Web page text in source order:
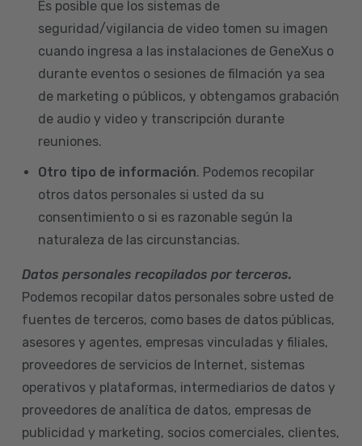
Es posible que los sistemas de
seguridad/vigilancia de video tomen su imagen
cuando ingresa a las instalaciones de GeneXus o
durante eventos o sesiones de filmación ya sea
de marketing o públicos, y obtengamos grabación
de audio y video y transcripción durante
reuniones.
Otro tipo de información. Podemos recopilar
otros datos personales si usted da su
consentimiento o si es razonable según la
naturaleza de las circunstancias.
Datos personales recopilados por terceros.
Podemos recopilar datos personales sobre usted de
fuentes de terceros, como bases de datos públicas,
asesores y agentes, empresas vinculadas y filiales,
proveedores de servicios de Internet, sistemas
operativos y plataformas, intermediarios de datos y
proveedores de analítica de datos, empresas de
publicidad y marketing, socios comerciales, clientes,